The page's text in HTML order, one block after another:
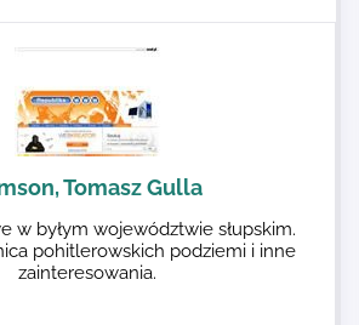
Tomasz Gulla
w byłym województwie słupskim.
pohitlerowskich podziemi i inne
zainteresowania.